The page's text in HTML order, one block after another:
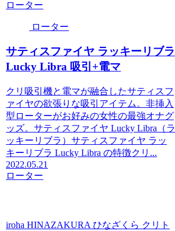
ローター
ローター
サティスファイヤ ラッキーリブラ
Lucky Libra 吸引+電マ
クリ吸引機と電マが融合したサティスフ
ァイヤの欲張りな吸引アイテム。非挿入
型ローターがお好みの女性の最強オナグ
ッズ。サティスファイヤ Lucky Libra（ラ
ッキーリブラ）サティスファイヤ ラッ
キーリブラ Lucky Libra の特徴クリ...
2022.05.21
ローター
iroha HINAZAKURA ひなざくら クリト